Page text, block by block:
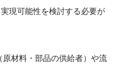
現可能性を検討する必要が
材料・部品の供給者）や流